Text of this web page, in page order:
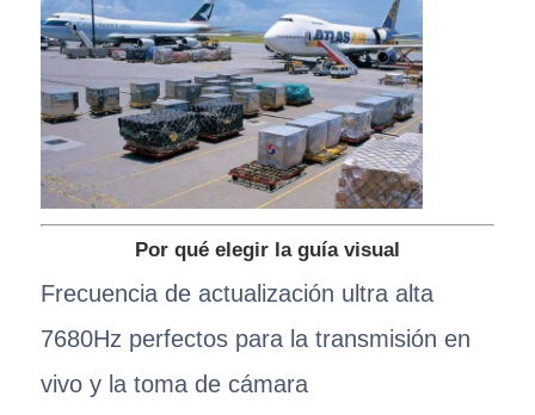
Por qué elegir la guía visual
Frecuencia de actualización ultra alta
7680Hz perfectos para la transmisión en
vivo y la toma de cámara